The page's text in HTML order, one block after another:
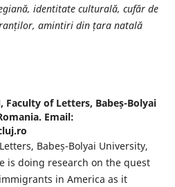
identitate culturală, cufăr de
amintiri din țara natală
Faculty of Letters, Babeș-Bolyai
Email:
Babeș-Bolyai University,
is doing research on the quest
in America as it